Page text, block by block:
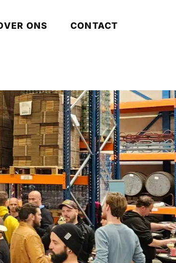
ONS CONTACT